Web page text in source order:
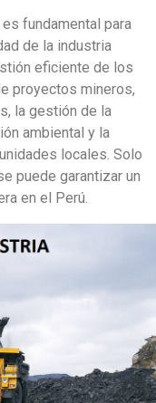
fundamental para
de la industria
eficiente de los
proyectos mineros,
la gestión de la
ambiental y la
locales. Solo
puede garantizar un
en el Perú.